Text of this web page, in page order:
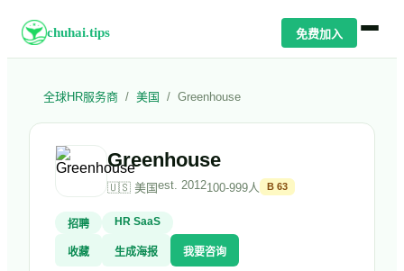
chuhai.tips 免费加入
全球HR服务商 / 美国 / Greenhouse
Greenhouse
🇺🇸 美国est. 2012100-999人 B 63
招聘 HR SaaS
收藏 生成海报 我要咨询